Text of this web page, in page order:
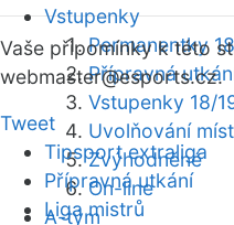
Vstupenky
Permanentky
Přípravná
Vstupenky 18/
Uvolňování míst
Zvýhodněné
On-line
A-tým
Vaše připomínky k této
webmaster@esports.cz.
Tweet
Tipsport extraliga
Přípravná utkání
Liga mistrů